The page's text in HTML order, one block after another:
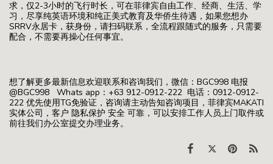
求，仅2-3小时的飞行时长，可在菲律宾自由工作、经商、生活、学
习，尽享纯英语环境和纯正美式教育及华侨生待遇，如果您想办
SRRV永居卡，获身份，请扫码联系，全流程跟随式的服务，只需要
配合，不需要再操心任何事宜。
想了解更多最新信息欢迎联系和咨询我们，微信：BGC998 电报
@BGC998 Whats app：+63 912-0912-222 电话：0912-0912-
222 优先使用TG免验证，咨询请主动告知咨询项目，菲律宾MAKATI
实体公司，客户 隐私保护 安全 可靠，可以安排工作人员上门取件或
前往我们办公室提交办理业务。